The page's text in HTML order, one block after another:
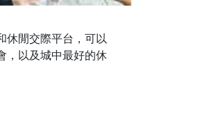
休閒交際平台，可以
，以及城中最好的休